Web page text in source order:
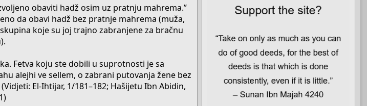
obaviti hadž osim uz pratnju mahrema.”
da obavi hadž bez pratnje mahrema (muža,
koje su joj trajno zabranjene za bračnu
Fetva koju ste dobili u suprotnosti je sa
alejhi ve sellem, o zabrani putovanja žene bez
El-Ihtijar, 1/181–182; Hašijetu Ibn Abidin,